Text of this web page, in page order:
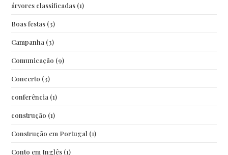
árvores classificadas (1)
Boas festas (3)
Campanha (3)
Comunicação (9)
Concerto (3)
conferência (1)
construção (1)
Construção em Portugal (1)
Conto em Inglês (1)